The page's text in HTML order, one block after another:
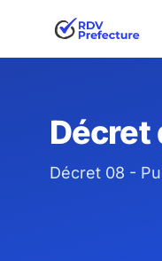
Décret
Décret 08 -